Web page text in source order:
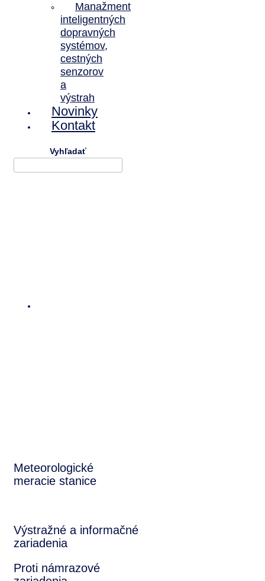
Manažment
inteligentných
dopravných
systémov,
cestných
senzorov
a
výstrah
Novinky
Kontakt
Vyhľadať
Meteorologické
meracie stanice
Výstražné a informačné
zariadenia
Proti námrazové